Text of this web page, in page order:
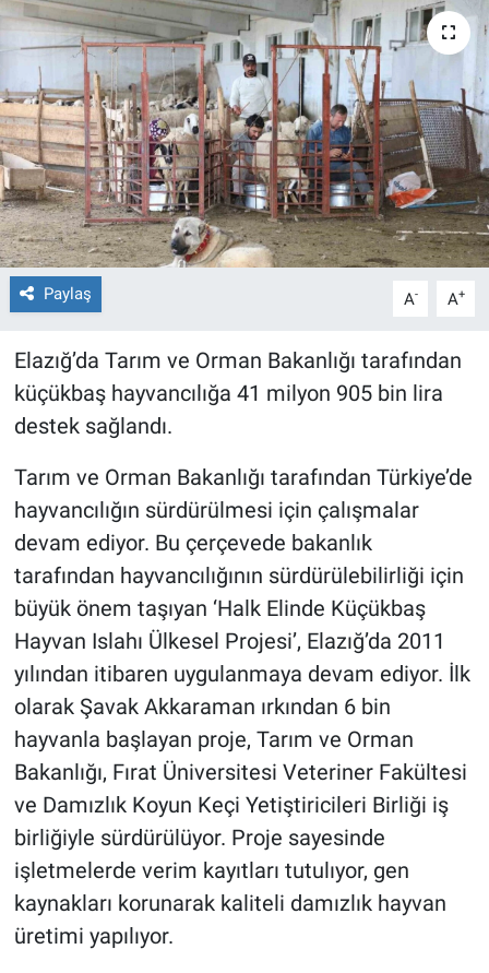
Paylaş A- A+
Elazığ’da Tarım ve Orman Bakanlığı tarafından
küçükbaş hayvancılığa 41 milyon 905 bin lira
destek sağlandı.
Tarım ve Orman Bakanlığı tarafından Türkiye’de
hayvancılığın sürdürülmesi için çalışmalar
devam ediyor. Bu çerçevede bakanlık
tarafından hayvancılığının sürdürülebilirliği için
büyük önem taşıyan ‘Halk Elinde Küçükbaş
Hayvan Islahı Ülkesel Projesi’, Elazığ’da 2011
yılından itibaren uygulanmaya devam ediyor. İlk
olarak Şavak Akkaraman ırkından 6 bin
hayvanla başlayan proje, Tarım ve Orman
Bakanlığı, Fırat Üniversitesi Veteriner Fakültesi
ve Damızlık Koyun Keçi Yetiştiricileri Birliği iş
birliğiyle sürdürülüyor. Proje sayesinde
işletmelerde verim kayıtları tutulıyor, gen
kaynakları korunarak kaliteli damızlık hayvan
üretimi yapılıyor.
Spor
Yaşam